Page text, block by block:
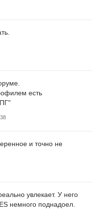
есть
и точно не
увлекает. У него
немного поднадоел.